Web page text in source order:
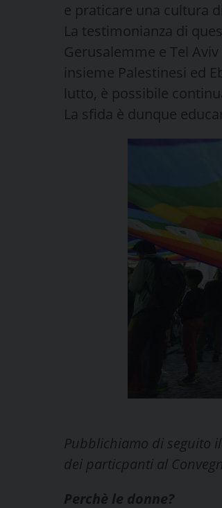
e praticare una cultura
La testimonianza di
Gerusalemme e Tel
insieme Palestinesi ed
lutto, è possibile
La sfida è dunque
Pubblichiamo di seguito
dei particpanti al
Perchè le donne?